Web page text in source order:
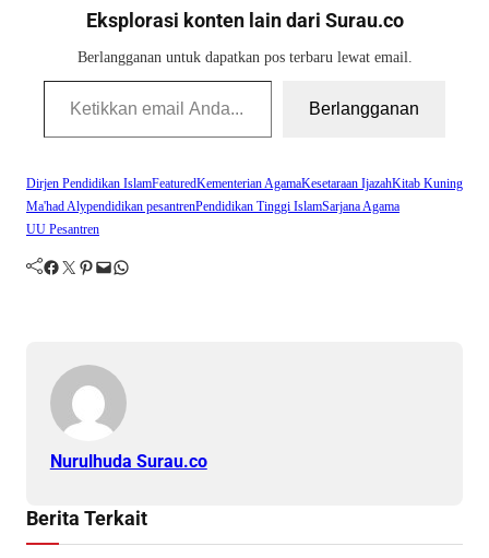
Eksplorasi konten lain dari Surau.co
Berlangganan untuk dapatkan pos terbaru lewat email.
Ketikkan email Anda...
Berlangganan
Dirjen Pendidikan IslamFeaturedKementerian AgamaKesetaraan IjazahKitab Kuning
Ma'had Alypendidikan pesantrenPendidikan Tinggi IslamSarjana Agama
UU Pesantren
Facebook Twitter Pinterest Mail WhatsApp
Nurulhuda Surau.co
Berita Terkait